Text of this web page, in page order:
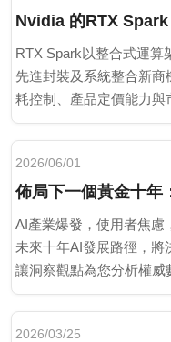
Nvidia 的RTX
RTX Spark以整合式運算
先進封裝及系統整合新
耗控制、產品定價能力與
2026/06/01
佈局下一個黃金十年
AI產業爆發，使用者焦慮
未來十年AI發展路徑，
讓洞察觀點為您分析權威
2026/03/25